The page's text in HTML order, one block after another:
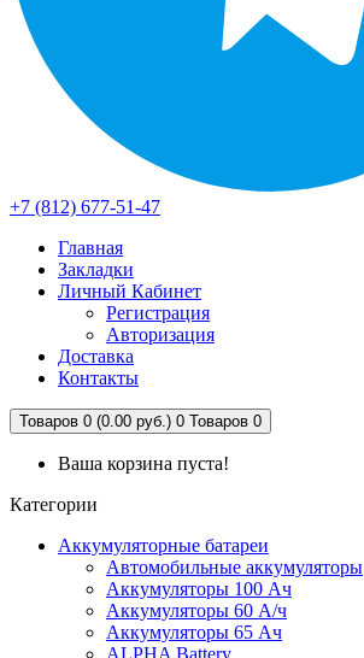
+7 (812) 677-51-47
Главная
Закладки
Личный Кабинет
Регистрация
Авторизация
Доставка
Контакты
Товаров 0 (0.00 руб.) 0 Товаров 0
Ваша корзина пуста!
Категории
Аккумуляторные батареи
Автомобильные аккумуляторы
Аккумуляторы 100 Ач
Аккумуляторы 60 А/ч
Аккумуляторы 65 Ач
ALPHA Battery